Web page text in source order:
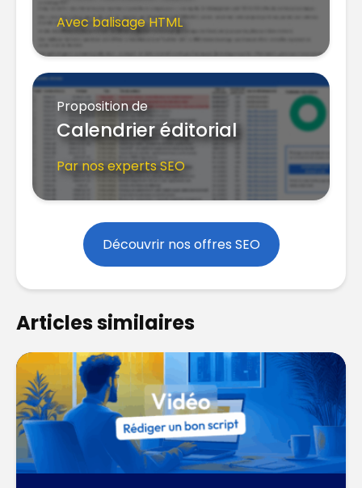
Avec balisage HTML
Proposition de
Calendrier éditorial
Par nos experts SEO
Découvrir nos offres SEO
Articles similaires